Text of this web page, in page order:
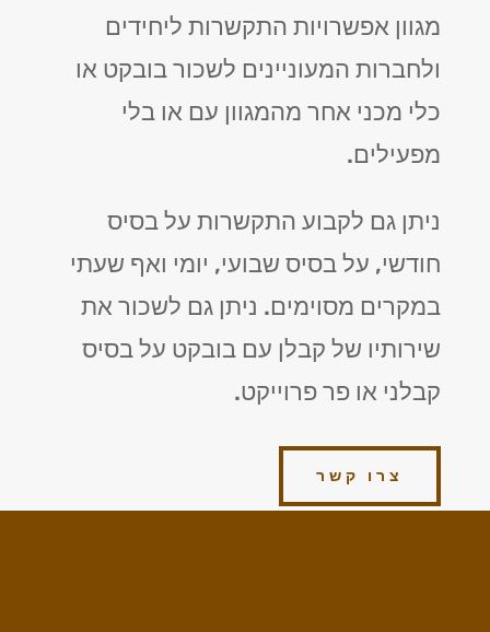
מגוון אפשרויות התקשרות ליחידים
ולחברות המעוניינים לשכור בובקט או
כלי מכני אחר מהמגוון עם או בלי
מפעילים.
ניתן גם לקבוע התקשרות על בסיס
חודשי, על בסיס שבועי, יומי ואף שעתי
במקרים מסוימים. ניתן גם לשכור את
שירותיו של קבלן עם בובקט על בסיס
קבלני או פר פרוייקט.
צרו קשר